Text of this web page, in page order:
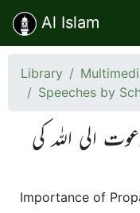
Al Islam
Library
Speeches by
الی اللہ کی
Importance of